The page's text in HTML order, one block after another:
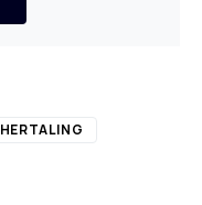
HERTALING